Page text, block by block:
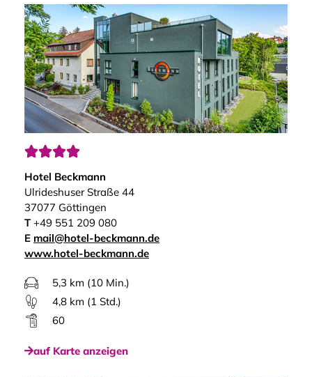

Hotel Beckmann
Ulrideshuser Straße 44
37077 Göttingen
T+49 551 209 080
E mail@hotel-beckmann.de
www.hotel-beckmann.de
5,3 km (10 Min.)
4,8 km (1 Std.)
60
auf Karte anzeigen